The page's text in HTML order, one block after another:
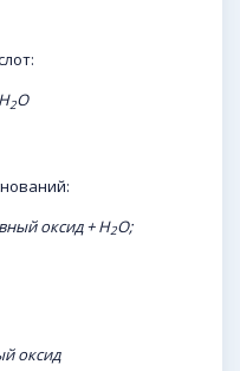
2O
оксид + H2O;
оксид